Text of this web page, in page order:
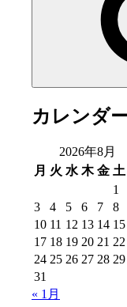
カレンダ
2026年8月
月 火 水 木 金 土
1
3
4 5 6 7 8
10 11 12 13 14 15
17 18 19 20 21 22
24 25 26 27 28 29
31
« 1月